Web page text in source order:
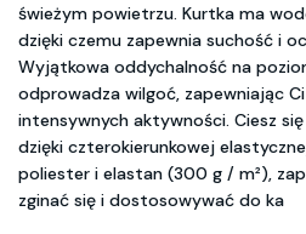
świeżym powietrzu. Kurtka ma
dzięki czemu zapewnia suchość i
Wyjątkowa oddychalność na
odprowadza wilgoć, zapewniając
intensywnych aktywności. Ciesz
dzięki czterokierunkowej
poliester i elastan (300 g / m²),
zginać się i dostosowywać do ka